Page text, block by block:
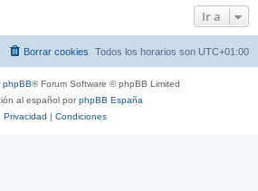
Ir a
Todos los horarios son UTC+01:00
Borrar cookies
phpBB® Forum Software © phpBB Limited
al español porphpBB España
Privacidad | Condiciones